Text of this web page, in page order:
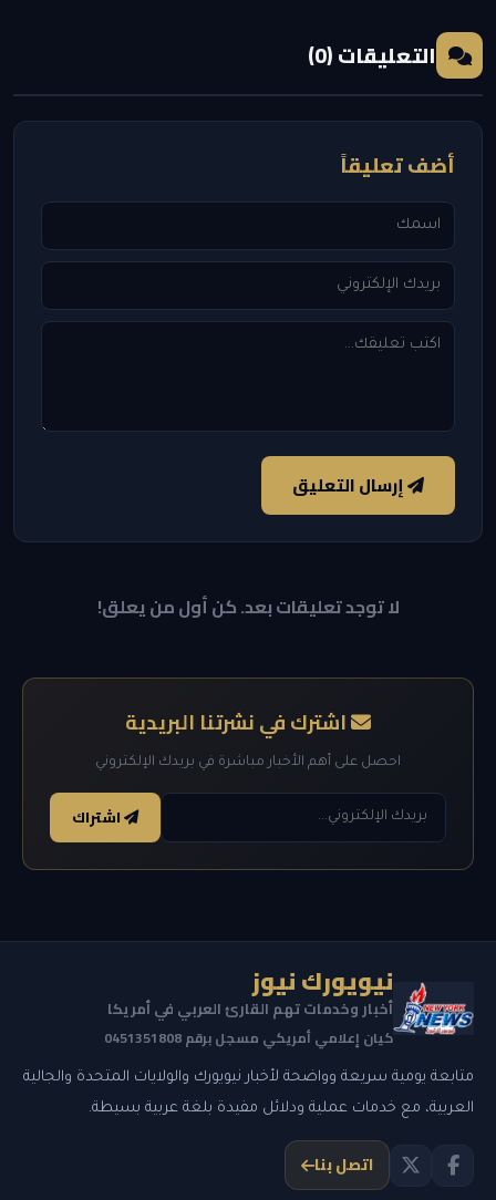
التعليقات (0)
أضف تعليقاً
إرسال التعليق
لا توجد تعليقات بعد. كن أول من يعلق!
اشترك في نشرتنا البريدية
احصل على أهم الأخبار مباشرة في بريدك الإلكتروني
اشتراك
نيويورك نيوز
أخبار وخدمات تهم القارئ العربي في أمريكا
كيان إعلامي أمريكي مسجل برقم 0451351808
متابعة يومية سريعة وواضحة لأخبار نيويورك والولايات المتحدة والجالية
العربية، مع خدمات عملية ودلائل مفيدة بلغة عربية بسيطة.
اتصل بنا